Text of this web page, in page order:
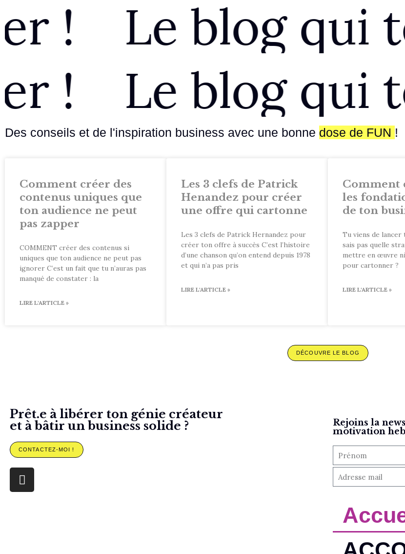
Le blog qui te
Le blog qui te
Des conseils et de l'inspiration business avec une bonne dose de FUN !
Comment créer des
contenus uniques que
ton audience ne peut
pas zapper
COMMENT créer des contenus si
uniques que ton audience ne peut pas
ignorer C’est un fait que tu n’auras pas
manqué de constater : la
LIRE L'ARTICLE »
Les 3 clefs de Patrick
Henandez pour créer
une offre qui cartonne
Les 3 clefs de Patrick Hernandez pour
créer ton offre à succès C’est l’histoire
d’une chanson qu’on entend depuis 1978
et qui n’a pas pris
LIRE L'ARTICLE »
Comment
les
de ton
Tu viens de
sais pas quelle
mettre en œuvre
pour cartonner ?
LIRE L'ARTICLE »
DÉCOUVRE LE BLOG
Prêt.e à libérer ton génie créateur
et à bâtir un business solide ?
CONTACTEZ-MOI !
Rejoins la
motivation